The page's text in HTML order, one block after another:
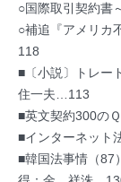
○国際取引契約書
○補追『アメリカ
118
■〔小説〕トレー
住一夫…113
■英文契約300の
■インターネッ
■韓国法事情（87